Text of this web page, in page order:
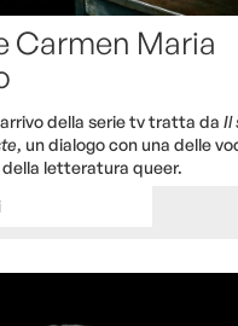
Carmen Maria
della serie tv tratta da Il
, un dialogo con una delle
letteratura queer.